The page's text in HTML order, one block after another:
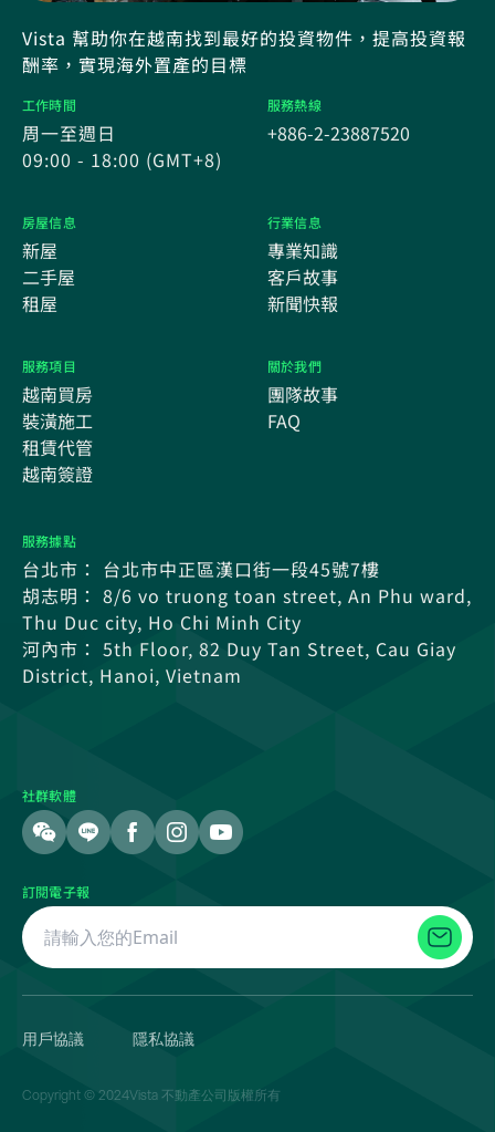
Vista 幫助你在越南找到最好的投資物件，提高投資報
酬率，實現海外置產的目標
工作時間
周一至週日
09:00 - 18:00 (GMT+8)
服務熱線
+886-2-23887520
房屋信息
新屋
二手屋
租屋
行業信息
專業知識
客戶故事
新聞快報
服務項目
越南買房
裝潢施工
租賃代管
越南簽證
關於我們
團隊故事
FAQ
服務據點
台北市： 台北市中正區漢口街一段45號7樓
胡志明： 8/6 vo truong toan street, An Phu ward,
Thu Duc city, Ho Chi Minh City
河內市： 5th Floor, 82 Duy Tan Street, Cau Giay
District, Hanoi, Vietnam
社群軟體
訂閱電子報
Copyright © 2024Vista 不動產公司版權所有
用戶協議 隱私協議